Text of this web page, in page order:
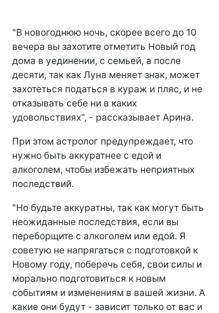
"В новогоднюю ночь, скорее всего до 10
вечера вы захотите отметить Новый год
дома в уединении, с семьей, а после
десяти, так как Луна меняет знак, может
захотеться податься в кураж и пляс, и не
отказывать себе ни в каких
удовольствиях", - рассказывает Арина.
При этом астролог предупреждает, что
нужно быть аккуратнее с едой и
алкоголем, чтобы избежать неприятных
последствий.
"Но будьте аккуратны, так как могут быть
неожиданные последствия, если вы
переборщите с алкоголем или едой. Я
советую не напрягаться с подготовкой к
Новому году, поберечь себя, свои силы и
морально подготовиться к новым
событиям и изменениям в вашей жизни. А
какие они будут - зависит только от вас и